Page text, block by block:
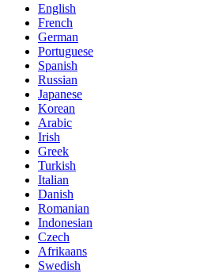
English
French
German
Portuguese
Spanish
Russian
Japanese
Korean
Arabic
Irish
Greek
Turkish
Italian
Danish
Romanian
Indonesian
Czech
Afrikaans
Swedish